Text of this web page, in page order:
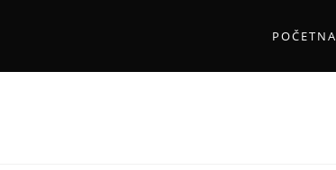
POČETNA